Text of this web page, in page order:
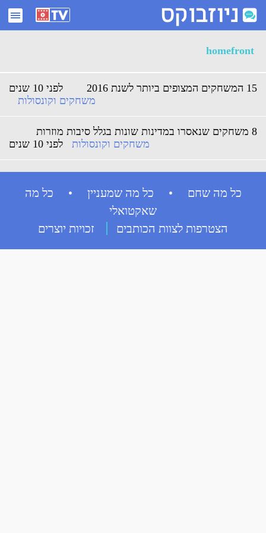
ארכיון homefront - ניוזבוקס
homefront
15 המשחקים המצופים ביותר לשנת 2016
לפני 10 שנים
משחקים וקונסולות
8 משחקים שנאסרו במדינות שונות בגלל סיבות מוזרות
לפני 10 שנים
משחקים וקונסולות
כל מה שחם • כל מה שמעניין • כל מה
שאקטואלי
הצטרפות לצוות הכותבים
זכויות יוצרים